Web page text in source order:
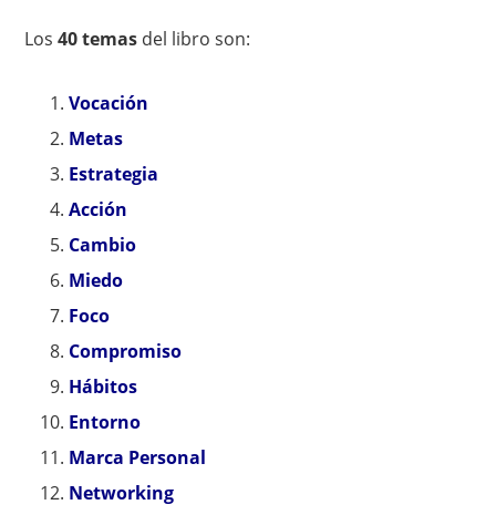
Los40 temas del libro son:
Vocación
Metas
Estrategia
Acción
Cambio
Miedo
Foco
Compromiso
Hábitos
Entorno
Marca Personal
Networking